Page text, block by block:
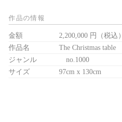
作品の情報
金額
2,200,000 円（税込）
作品名
The Christmas table
ジャンル
no.1000
サイズ
97cm x 130cm